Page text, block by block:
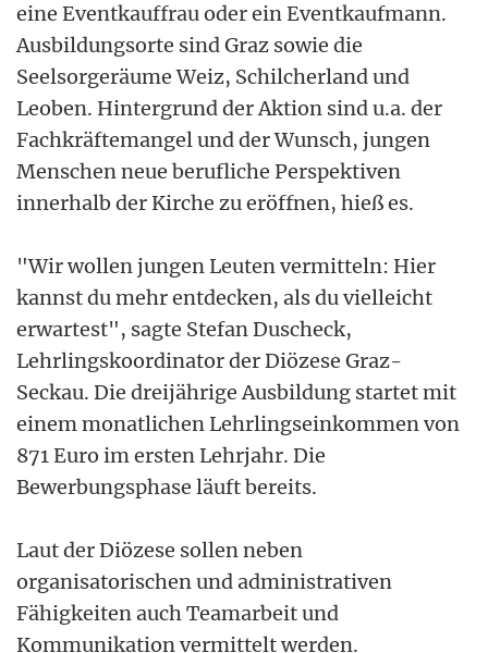
eine Eventkauffrau oder ein Eventkaufmann.
Ausbildungsorte sind Graz sowie die
Seelsorgeräume Weiz, Schilcherland und
Leoben. Hintergrund der Aktion sind u.a. der
Fachkräftemangel und der Wunsch, jungen
Menschen neue berufliche Perspektiven
innerhalb der Kirche zu eröffnen, hieß es.
"Wir wollen jungen Leuten vermitteln: Hier
kannst du mehr entdecken, als du vielleicht
erwartest", sagte Stefan Duscheck,
Lehrlingskoordinator der Diözese Graz-
Seckau. Die dreijährige Ausbildung startet mit
einem monatlichen Lehrlingseinkommen von
871 Euro im ersten Lehrjahr. Die
Bewerbungsphase läuft bereits.
Laut der Diözese sollen neben
organisatorischen und administrativen
Fähigkeiten auch Teamarbeit und
Kommunikation vermittelt werden.